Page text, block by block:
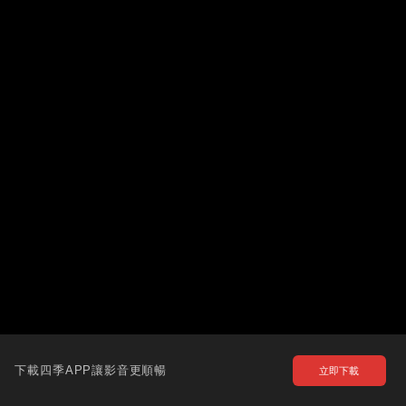
下載四季APP讓影音更順暢 立即下載